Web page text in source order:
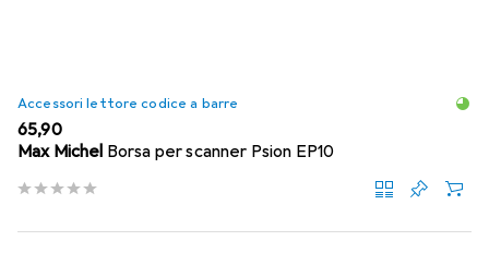
Accessori lettore codice a barre
EUR
65,90
Max Michel Borsa per scanner Psion EP10